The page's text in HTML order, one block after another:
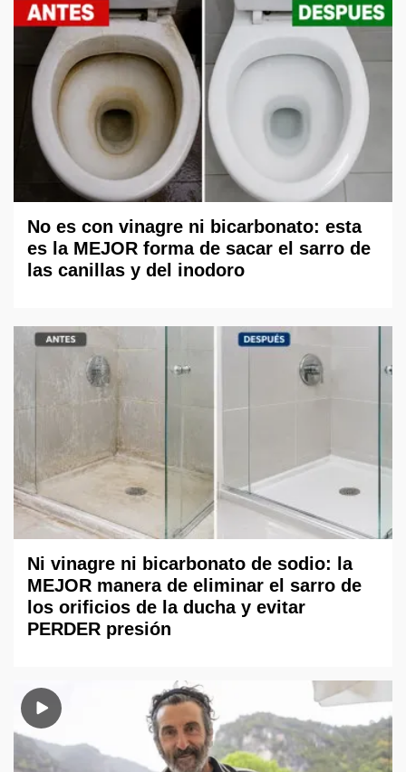
No es con vinagre ni bicarbonato: esta
es la MEJOR forma de sacar el sarro de
las canillas y del inodoro
Ni vinagre ni bicarbonato de sodio: la
MEJOR manera de eliminar el sarro de
los orificios de la ducha y evitar
PERDER presión